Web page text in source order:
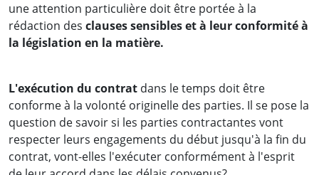
une attention particulière doit être portée à la
rédaction des clauses sensibles et à leur conformité à
la législation en la matière.
L'exécution du contrat dans le temps doit être
conforme à la volonté originelle des parties. Il se pose la
question de savoir si les parties contractantes vont
respecter leurs engagements du début jusqu'à la fin du
contrat, vont-elles l'exécuter conformément à l'esprit